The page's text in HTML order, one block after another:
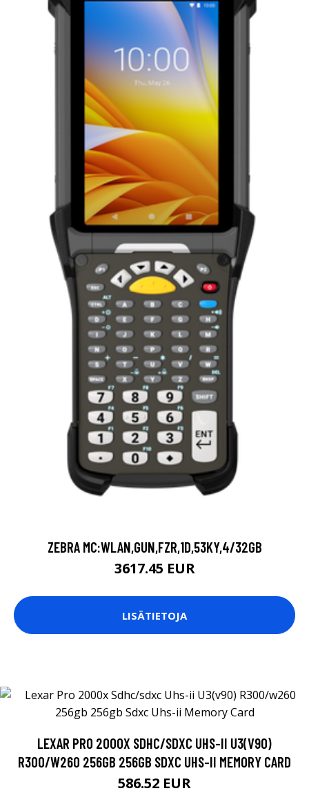
ZEBRA MC:WLAN,GUN,FZR,1D,53KY,4/32GB
3617.45 EUR
LISÄTIETOJA
LEXAR PRO 2000X SDHC/SDXC UHS-II U3(V90)
R300/W260 256GB 256GB SDXC UHS-II MEMORY CARD
586.52 EUR